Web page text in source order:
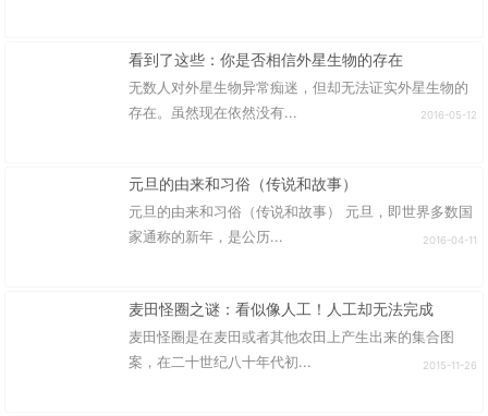
看到了这些：你是否相信外星生物的存在
无数人对外星生物异常痴迷，但却无法证实外星生物的
存在。虽然现在依然没有...
2016-05-12
元旦的由来和习俗（传说和故事）
元旦的由来和习俗（传说和故事） 元旦，即世界多数国
家通称的新年，是公历...
2016-04-11
麦田怪圈之谜：看似像人工！人工却无法完成
麦田怪圈是在麦田或者其他农田上产生出来的集合图
案，在二十世纪八十年代初...
2015-11-26